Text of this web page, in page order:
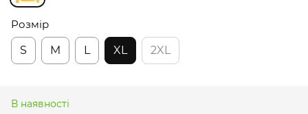
Розмір
S
M L XL 2XL
В наявності